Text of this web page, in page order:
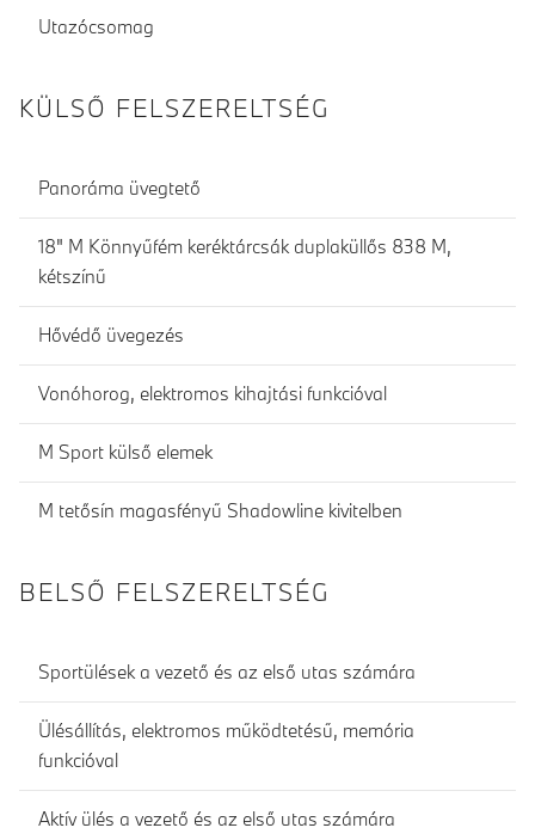
Utazócsomag
KÜLSŐ FELSZERELTSÉG
Panoráma üvegtető
18" M Könnyűfém keréktárcsák duplaküllős 838 M,
kétszínű
Hővédő üvegezés
Vonóhorog, elektromos kihajtási funkcióval
M Sport külső elemek
M tetősín magasfényű Shadowline kivitelben
BELSŐ FELSZERELTSÉG
Sportülések a vezető és az első utas számára
Ülésállítás, elektromos működtetésű, memória
funkcióval
Aktív ülés a vezető és az első utas számára